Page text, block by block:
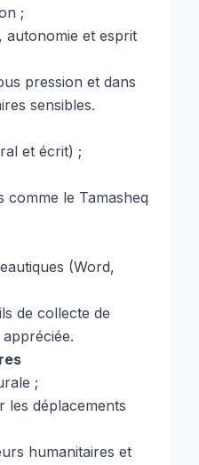
;
autonomie et esprit
pression et dans
sensibles.
et écrit) ;
comme le Tamasheq
(Word,
de collecte de
;
les déplacements
humanitaires et